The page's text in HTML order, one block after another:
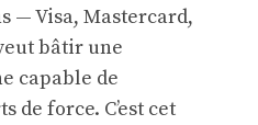
— Visa, Mastercard,
bâtir une
capable de
force. C’est cet